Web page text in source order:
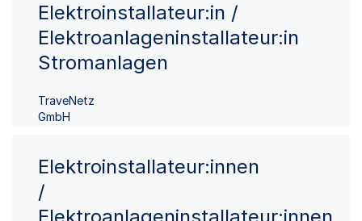
Elektroinstallateur:in /
Elektroanlageninstallateur:in
Stromanlagen
TraveNetz
GmbH
Elektroinstallateur:innen
/